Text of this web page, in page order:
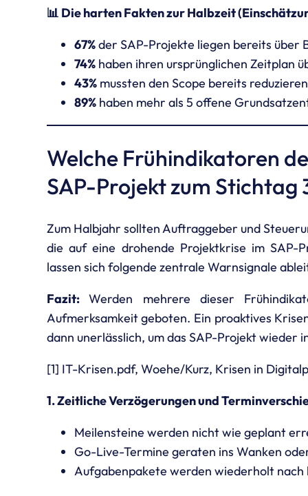
📊 Die harten Fakten zur Halbzeit
67%der SAP-Projekte liegen bereits über
74%haben ihren ursprünglichen Zeitplan
43%mussten den Scope bereits reduzieren
89%haben mehr als 5 offene
Welche Frühindikatoren
SAP-Projekt zum Stichtag
Zum Halbjahr sollten Auftraggeber und
die auf eine drohende Projektkrise im SAP-
lassen sich folgende zentrale Warnsignale
Fazit:Werden mehrere dieser
Aufmerksamkeit geboten. Ein proaktives
dann unerlässlich, um das SAP-Projekt wieder
[1] IT-Krisen.pdf, Woehe/Kurz, Krisen in
1. Zeitliche Verzögerungen und
Meilensteine werden nicht wie geplant
Go-Live-Termine geraten ins Wanken
Aufgabenpakete werden wiederholt nach